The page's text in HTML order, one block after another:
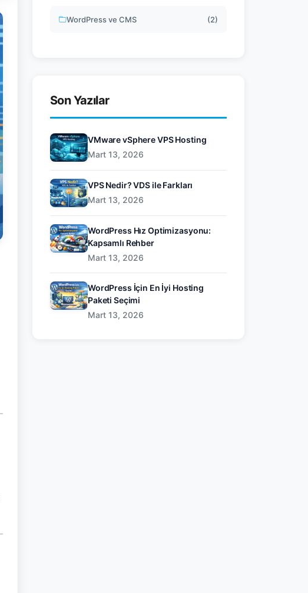
WordPress ve CMS (2)
Son Yazılar
VMware vSphere VPS Hosting
Mart 13, 2026
VPS Nedir? VDS ile Farkları
Mart 13, 2026
WordPress Hız Optimizasyonu:
Kapsamlı Rehber
Mart 13, 2026
WordPress İçin En İyi Hosting
Paketi Seçimi
Mart 13, 2026